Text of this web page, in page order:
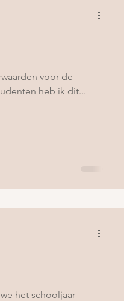
voor de
heb ik dit...
het schooljaar